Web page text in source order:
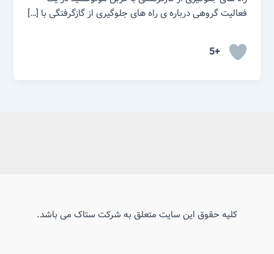
فعالیت گروهی درباره ی راه های جلوگیری از گازگرفتگی با […]
+5
کلیه حقوق این سایت متعلق به شرکت ستاک می باشد.